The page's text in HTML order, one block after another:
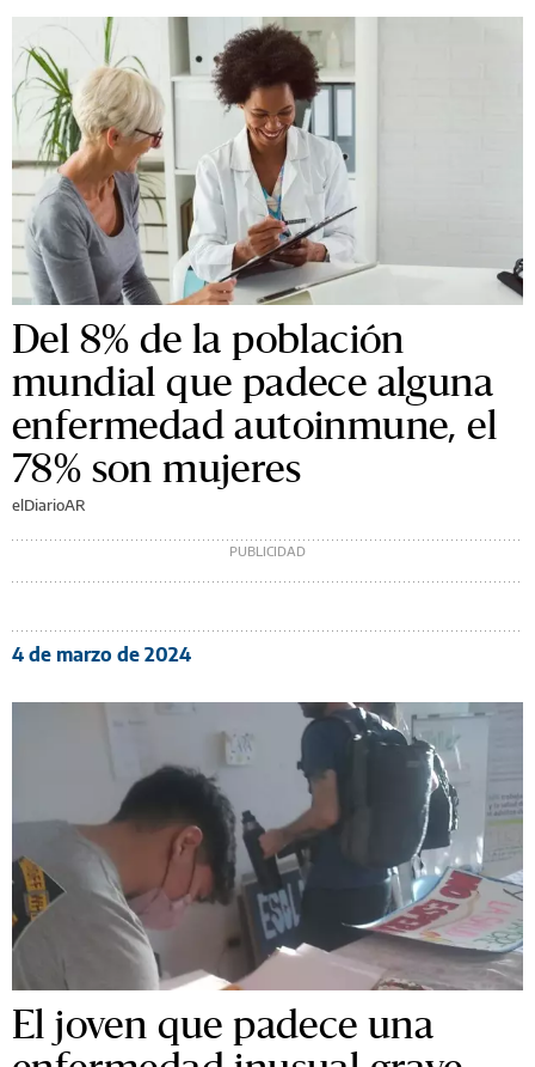
Del 8% de la población
mundial que padece alguna
enfermedad autoinmune, el
78% son mujeres
elDiarioAR
4 de marzo de 2024
El joven que padece una